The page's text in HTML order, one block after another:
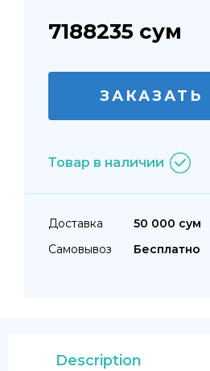
7188235 сум
ЗАКАЗАТЬ
Товар в наличии
Доставка
50 000 сум
Самовывоз
Бесплатно
Description